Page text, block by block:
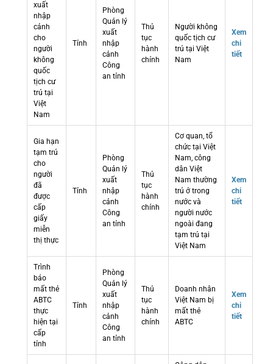
xuất
nhập
cảnh
cho
người
không
quốc
tịch cư
trú tại
Việt
Nam
Tỉnh
Phòng
Quản lý
xuất
nhập
cảnh
Công
an tỉnh
Thủ
tục
hành
chính
Người không
quốc tịch cư
trú tại Việt
Nam
Xem
chi
tiết
Gia hạn
tạm trú
cho
người
đã
được
cấp
giấy
miễn
thị thực
Tỉnh
Phòng
Quản lý
xuất
nhập
cảnh
Công
an tỉnh
Thủ
tục
hành
chính
Cơ quan, tổ
chức tại Việt
Nam, công
dân Việt
Nam thường
trú ở trong
nước và
người nước
ngoài đang
tạm trú tại
Việt Nam
Xem
chi
tiết
Trình
báo
mất thẻ
ABTC
thực
hiện tại
cấp
tỉnh
Tỉnh
Phòng
Quản lý
xuất
nhập
cảnh
Công
an tỉnh
Thủ
tục
hành
chính
Doanh nhân
Việt Nam bị
mất thẻ
ABTC
Xem
chi
tiết